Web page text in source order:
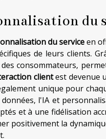
du
du serviceen
de leurs clients.
consommateurs,
clientest devenue
unique pour
l'IA et
et à une fidélisation
positivement la